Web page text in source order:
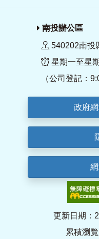
南投辦公區
540202南投
星期一至星
（公司登記：
政府
更新日期：
累積瀏